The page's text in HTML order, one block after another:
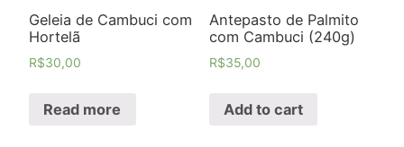
Geleia de Cambuci com
Hortelã
R$30,00
Read more
Antepasto de Palmito
com Cambuci (240g)
R$35,00
Add to cart